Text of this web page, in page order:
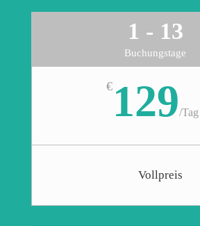
1 - 13
Buchungstage
€129/Tag
Vollpreis